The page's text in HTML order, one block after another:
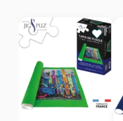
EAN
Nombre de pièces
Dimensions